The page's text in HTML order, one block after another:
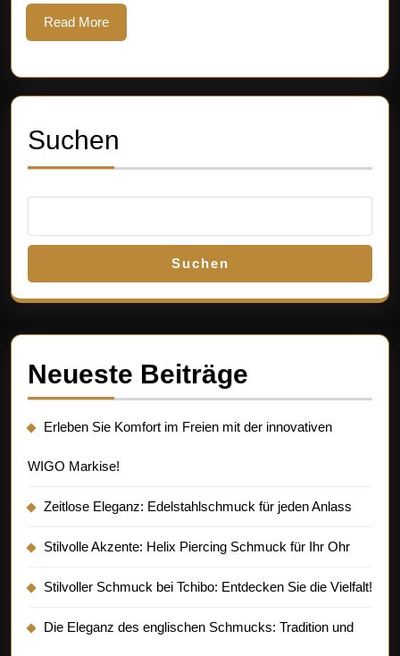
individuell
Read MoreRead
More
Suchen
Suchen
Neueste Beiträge
Erleben Sie Komfort im Freien mit der innovativen
WIGO Markise!
Zeitlose Eleganz: Edelstahlschmuck für jeden Anlass
Stilvolle Akzente: Helix Piercing Schmuck für Ihr Ohr
Stilvoller Schmuck bei Tchibo: Entdecken Sie die Vielfalt!
Die Eleganz des englischen Schmucks: Tradition und